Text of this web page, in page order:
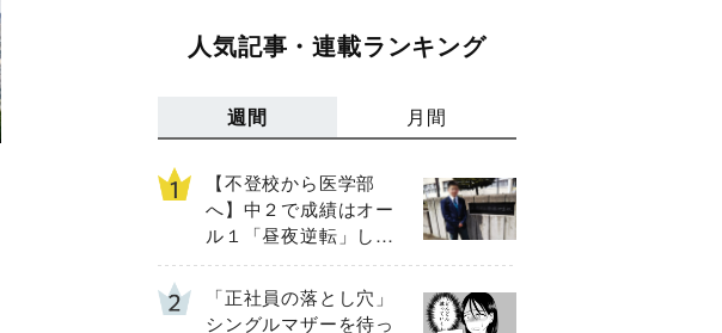
人気記事・連載ランキング
週間 月間
【不登校から医学部
へ】中２で成績はオー
ル１「昼夜逆転」した
わが子を”夜遊び”に連れ
出した母の気づき
「正社員の落とし穴」
シングルマザーを待っ